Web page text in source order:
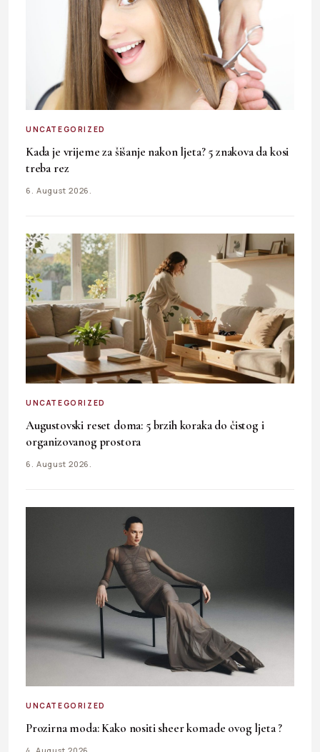
UNCATEGORIZED
Kada je vrijeme za šišanje nakon ljeta? 5 znakova da kosi
treba rez
6. August 2026.
UNCATEGORIZED
Augustovski reset doma: 5 brzih koraka do čistog i
organizovanog prostora
6. August 2026.
UNCATEGORIZED
Prozirna moda: Kako nositi sheer komade ovog ljeta ?